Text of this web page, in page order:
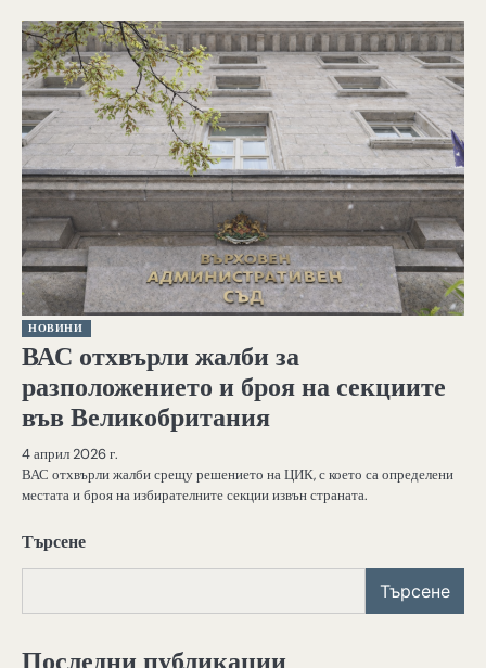
НОВИНИ
ВАС отхвърли жалби за
разположението и броя на секциите
във Великобритания
4 април 2026 г.
ВАС отхвърли жалби срещу решението на ЦИК, с което са определени
местата и броя на избирателните секции извън страната.
Търсене
Търсене
Последни публикации